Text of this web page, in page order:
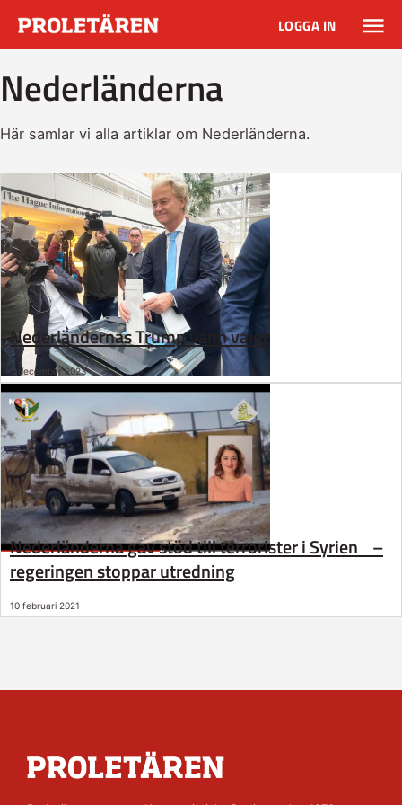
LOGGA IN
Nederländerna
Här samlar vi alla artiklar om Nederländerna.
Nederländernas Trump vann valet
6 december 2023
Nederländerna gav stöd till terrorister i Syrien –
regeringen stoppar utredning
10 februari 2021